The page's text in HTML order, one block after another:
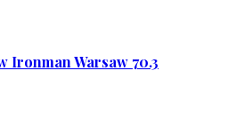
Ironman Warsaw 70.3